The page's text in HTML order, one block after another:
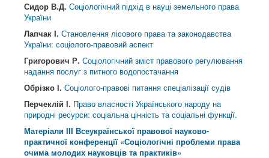
Сидор В.Д. Соціологічний підхід в науці земельного права
України
Лапчак І. Становлення лісового права та законодавства
України: соціолого-правовий аспект
Григорович Р. Соціологічний зміст правового регулювання
надання послуг з питного водопостачання
Обрізко І. Соціолого-правові питання спеціалізації судів
Перчеклій І. Право власності Українського народу на
природні ресурси: соціальна цінність та соціальні функції.
Матеріали ІІІ Всеукраїнської правової науково-
практичної конференції «Соціологічні проблеми права
очима молодих науковців та практиків»